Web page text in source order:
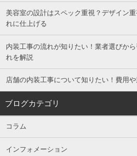
美容室の設計はスペック重視？デザイン
れに仕上げる
内装工事の流れが知りたい！業者選びか
れを解説
店舗の内装工事について知りたい！費用
ブログカテゴリ
コラム
インフォメーション